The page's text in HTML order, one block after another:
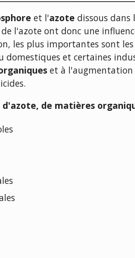
et l'azote dissous dans
l'azote ont donc une
les plus importantes sont
domestiques et certaines
et à l'augmentation
de matières